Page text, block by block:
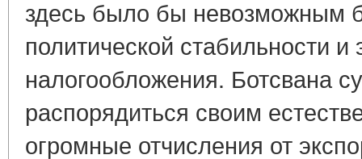
здесь было бы невозможным
политической стабильности
налогообложения. Ботсвана
распорядиться своим
огромные отчисления от